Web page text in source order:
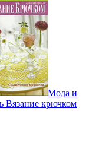
Мода и
Вязание крючком